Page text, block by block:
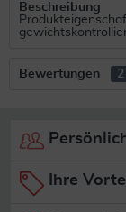
Beschreibung
Bewertungen 2
Ihre